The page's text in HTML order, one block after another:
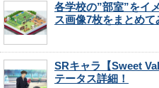
各学校の”部室”をイ
ス画像7枚をまとめて
SRキャラ【Sweet
テータス詳細！